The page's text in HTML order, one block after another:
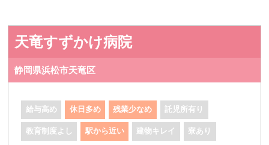
天竜すずかけ病院
静岡県浜松市天竜区
給与高め 休日多め 残業少なめ 託児所有り
教育制度よし 駅から近い 建物キレイ 寮あり